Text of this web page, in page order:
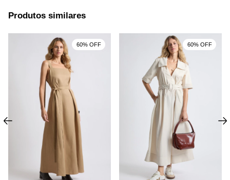
Produtos similares
60% OFF 60% OFF